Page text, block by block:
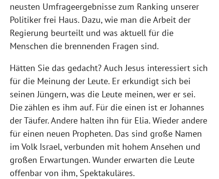
neusten Umfrageergebnisse zum Ranking unserer
Politiker frei Haus. Dazu, wie man die Arbeit der
Regierung beurteilt und was aktuell für die
Menschen die brennenden Fragen sind.
Hätten Sie das gedacht? Auch Jesus interessiert sich
für die Meinung der Leute. Er erkundigt sich bei
seinen Jüngern, was die Leute meinen, wer er sei.
Die zählen es ihm auf. Für die einen ist er Johannes
der Täufer. Andere halten ihn für Elia. Wieder andere
für einen neuen Propheten. Das sind große Namen
im Volk Israel, verbunden mit hohem Ansehen und
großen Erwartungen. Wunder erwarten die Leute
offenbar von ihm, Spektakuläres.